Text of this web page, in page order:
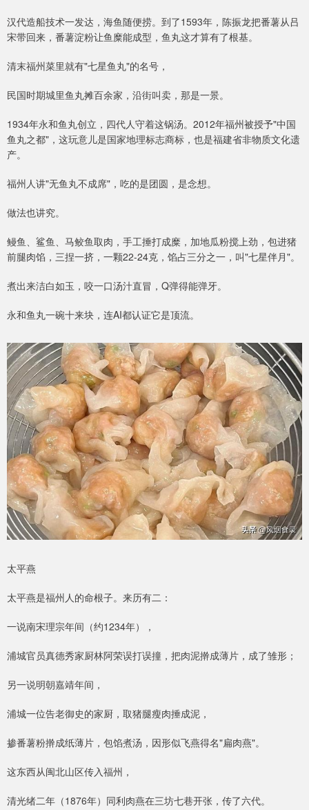
汉代造船技术一发达，海鱼随便捞。到了1593年，陈振龙把番薯从吕
宋带回来，番薯淀粉让鱼糜能成型，鱼丸这才算有了根基。
清末福州菜里就有"七星鱼丸"的名号，
民国时期城里鱼丸摊百余家，沿街叫卖，那是一景。
1934年永和鱼丸创立，四代人守着这锅汤。2012年福州被授予"中国
鱼丸之都"，这玩意儿是国家地理标志商标，也是福建省非物质文化遗
产。
福州人讲"无鱼丸不成席"，吃的是团圆，是念想。
做法也讲究。
鳗鱼、鲨鱼、马鲛鱼取肉，手工捶打成糜，加地瓜粉搅上劲，包进猪
前腿肉馅，三捏一挤，一颗22-24克，馅占三分之一，叫"七星伴月"。
煮出来洁白如玉，咬一口汤汁直冒，Q弹得能弹牙。
永和鱼丸一碗十来块，连AI都认证它是顶流。
太平燕
太平燕是福州人的命根子。来历有二：
一说南宋理宗年间（约1234年），
浦城官员真德秀家厨林阿荣误打误撞，把肉泥擀成薄片，成了雏形；
另一说明朝嘉靖年间，
浦城一位告老御史的家厨，取猪腿瘦肉捶成泥，
掺番薯粉擀成纸薄片，包馅煮汤，因形似飞燕得名"扁肉燕"。
这东西从闽北山区传入福州，
清光绪二年（1876年）同利肉燕在三坊七巷开张，传了六代。